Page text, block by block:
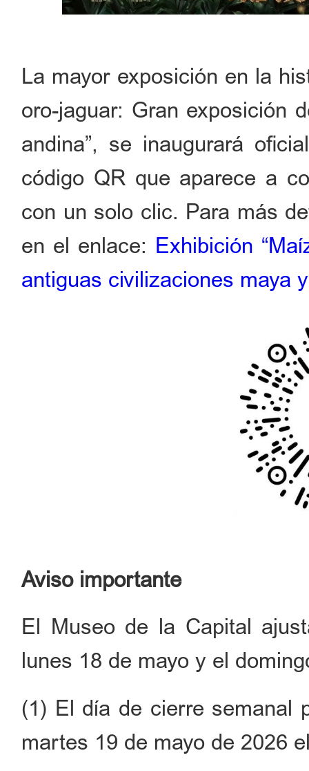
La mayor exposición en la
oro-jaguar: Gran exposición
andina”, se inaugurará
código QR que aparece a
con un solo clic. Para más
en el enlace: Exhibición
antiguas civilizaciones maya
Aviso importante
El Museo de la Capital
lunes 18 de mayo y el
(1) El día de cierre semanal
martes 19 de mayo de 2026